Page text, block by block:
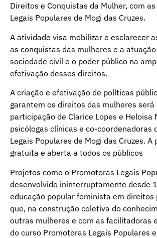
Direitos e Conquistas da Mulher, com
Legais Populares de Mogi das Cruzes.
A atividade visa mobilizar e esclarecer
as conquistas das mulheres e a
sociedade civil e o poder público na
efetivação desses direitos.
A criação e efetivação de políticas
garantem os direitos das mulheres será
participação de Clarice Lopes e Heloisa
psicólogas clínicas e co-coordenadoras
Legais Populares de Mogi das Cruzes. A
gratuita e aberta a todos os públicos
Projetos como o Promotoras Legais
desenvolvido ininterruptamente desde
educação popular feminista em direitos
que, na construção coletiva do
outras mulheres e com as facilitadoras
do curso Promotoras Legais Populares